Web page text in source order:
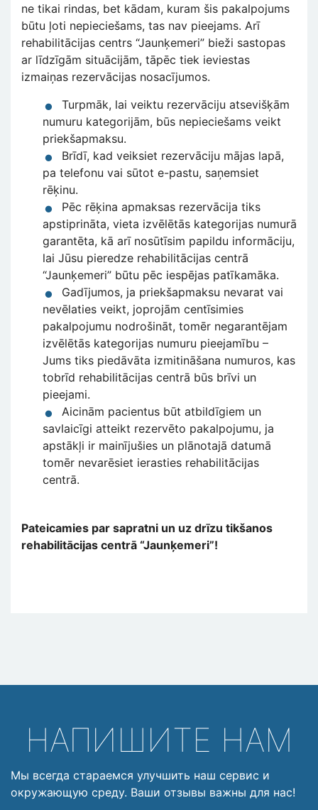
ne tikai rindas, bet kādam, kuram šis pakalpojums
būtu ļoti nepieciešams, tas nav pieejams. Arī
rehabilitācijas centrs “Jaunķemeri” bieži sastopas
ar līdzīgām situācijām, tāpēc tiek ieviestas
izmaiņas rezervācijas nosacījumos.
Turpmāk, lai veiktu rezervāciju atsevišķām
numuru kategorijām, būs nepieciešams veikt
priekšapmaksu.
Brīdī, kad veiksiet rezervāciju mājas lapā,
pa telefonu vai sūtot e-pastu, saņemsiet
rēķinu.
Pēc rēķina apmaksas rezervācija tiks
apstiprināta, vieta izvēlētās kategorijas numurā
garantēta, kā arī nosūtīsim papildu informāciju,
lai Jūsu pieredze rehabilitācijas centrā
“Jaunķemeri” būtu pēc iespējas patīkamāka.
Gadījumos, ja priekšapmaksu nevarat vai
nevēlaties veikt, joprojām centīsimies
pakalpojumu nodrošināt, tomēr negarantējam
izvēlētās kategorijas numuru pieejamību –
Jums tiks piedāvāta izmitināšana numuros, kas
tobrīd rehabilitācijas centrā būs brīvi un
pieejami.
Aicinām pacientus būt atbildīgiem un
savlaicīgi atteikt rezervēto pakalpojumu, ja
apstākļi ir mainījušies un plānotajā datumā
tomēr nevarēsiet ierasties rehabilitācijas
centrā.
Pateicamies par sapratni un uz drīzu tikšanos
rehabilitācijas centrā “Jaunķemeri”!
НАПИШИТЕ НАМ
Мы всегда стараемся улучшить наш сервис и
окружающую среду. Ваши отзывы важны для нас!